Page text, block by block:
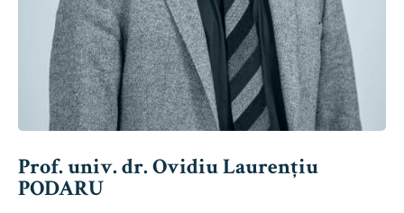
Prof. univ. dr. Ovidiu Laurențiu
PODARU